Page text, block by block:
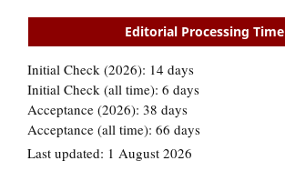
Editorial Processing Time